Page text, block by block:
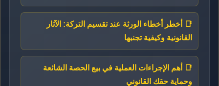
📑 أخطر أخطاء الورثة عند تقسيم التركة: الآثار
القانونية وكيفية تجنبها
📑 أهم الإجراءات العملية في بيع الحصة الشائعة
وحماية حقك القانوني